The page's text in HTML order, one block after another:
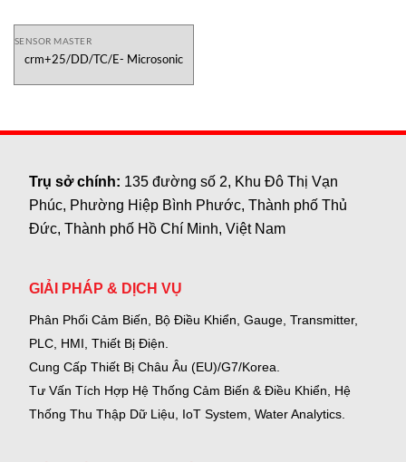
SENSOR MASTER
crm+25/DD/TC/E- Microsonic
Trụ sở chính: 135 đường số 2, Khu Đô Thị Vạn
Phúc, Phường Hiệp Bình Phước, Thành phố Thủ
Đức, Thành phố Hồ Chí Minh, Việt Nam
GIẢI PHÁP & DỊCH VỤ
Phân Phối Cảm Biến, Bộ Điều Khiển, Gauge, Transmitter,
PLC, HMI, Thiết Bị Điện.
Cung Cấp Thiết Bị Châu Âu (EU)/G7/Korea.
Tư Vấn Tích Hợp Hệ Thống Cảm Biến & Điều Khiển, Hệ
Thống Thu Thập Dữ Liệu, IoT System, Water Analytics.